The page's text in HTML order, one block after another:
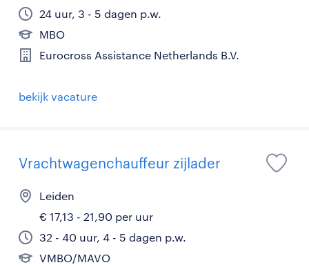
24 uur, 3 - 5 dagen p.w.
MBO
Eurocross Assistance Netherlands B.V.
bekijk vacature
Vrachtwagenchauffeur zijlader
Leiden
€ 17,13 - 21,90 per uur
32 - 40 uur, 4 - 5 dagen p.w.
VMBO/MAVO